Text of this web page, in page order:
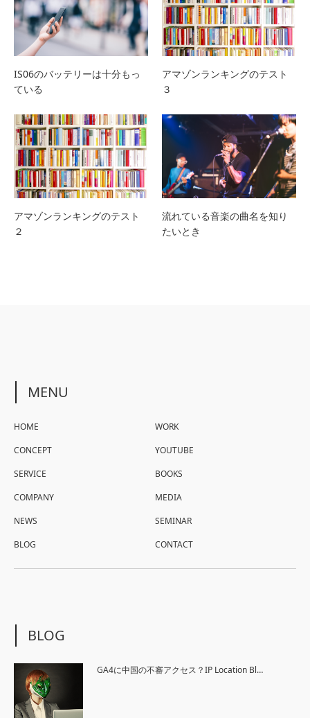
IS06のバッテリーは十分もっ
ている
アマゾンランキングのテスト
３
アマゾンランキングのテスト
２
流れている音楽の曲名を知り
たいとき
MENU
HOME
CONCEPT
SERVICE
COMPANY
NEWS
BLOG
WORK
YOUTUBE
BOOKS
MEDIA
SEMINAR
CONTACT
BLOG
GA4に中国の不審アクセス？IP Location Bl…